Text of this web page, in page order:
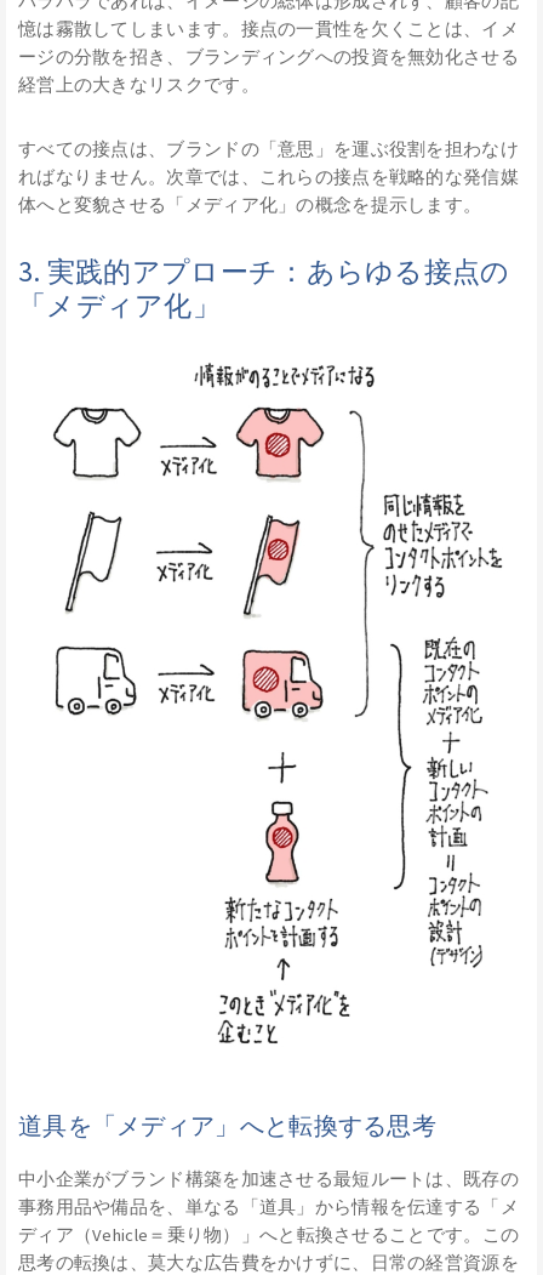
憶は霧散してしまいます。接点の一貫性を欠くことは、イメ
ージの分散を招き、ブランディングへの投資を無効化させる
経営上の大きなリスクです。
すべての接点は、ブランドの「意思」を運ぶ役割を担わなけ
ればなりません。次章では、これらの接点を戦略的な発信媒
体へと変貌させる「メディア化」の概念を提示します。
3. 実践的アプローチ：あらゆる接点の
「メディア化」
道具を「メディア」へと転換する思考
中小企業がブランド構築を加速させる最短ルートは、既存の
事務用品や備品を、単なる「道具」から情報を伝達する「メ
ディア（Vehicle＝乗り物）」へと転換させることです。この
思考の転換は、莫大な広告費をかけずに、日常の経営資源を